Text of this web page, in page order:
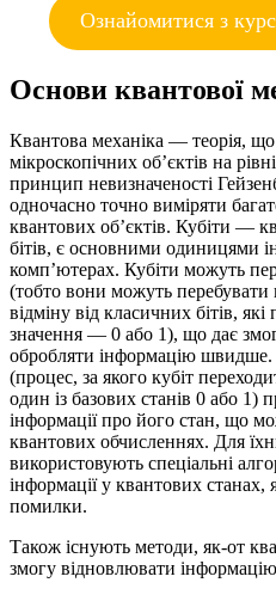
Ознайомитися з
Основи квантової
Квантова механіка — теорія,
мікроскопічних об’єктів на
принцип невизначеності
одночасно точно виміряти
квантових об’єктів. Кубіти —
бітів, є основними одиницями
комп’ютерах. Кубіти можуть
(тобто вони можуть перебувати
відміну від класичних бітів,
значення — 0 або 1), що дає
обробляти інформацію
(процес, за якого кубіт
один із базових станів 0 або 1)
інформації про його стан, що
квантових обчисленнях. Для
використовують спеціальні
інформації у квантових станах,
помилки.
Також існують методи, як-от
змогу відновлювати